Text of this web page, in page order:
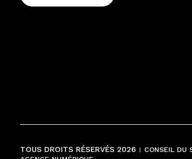
TOUS DROITS RÉSERVÉS 2026 CONSEIL DU